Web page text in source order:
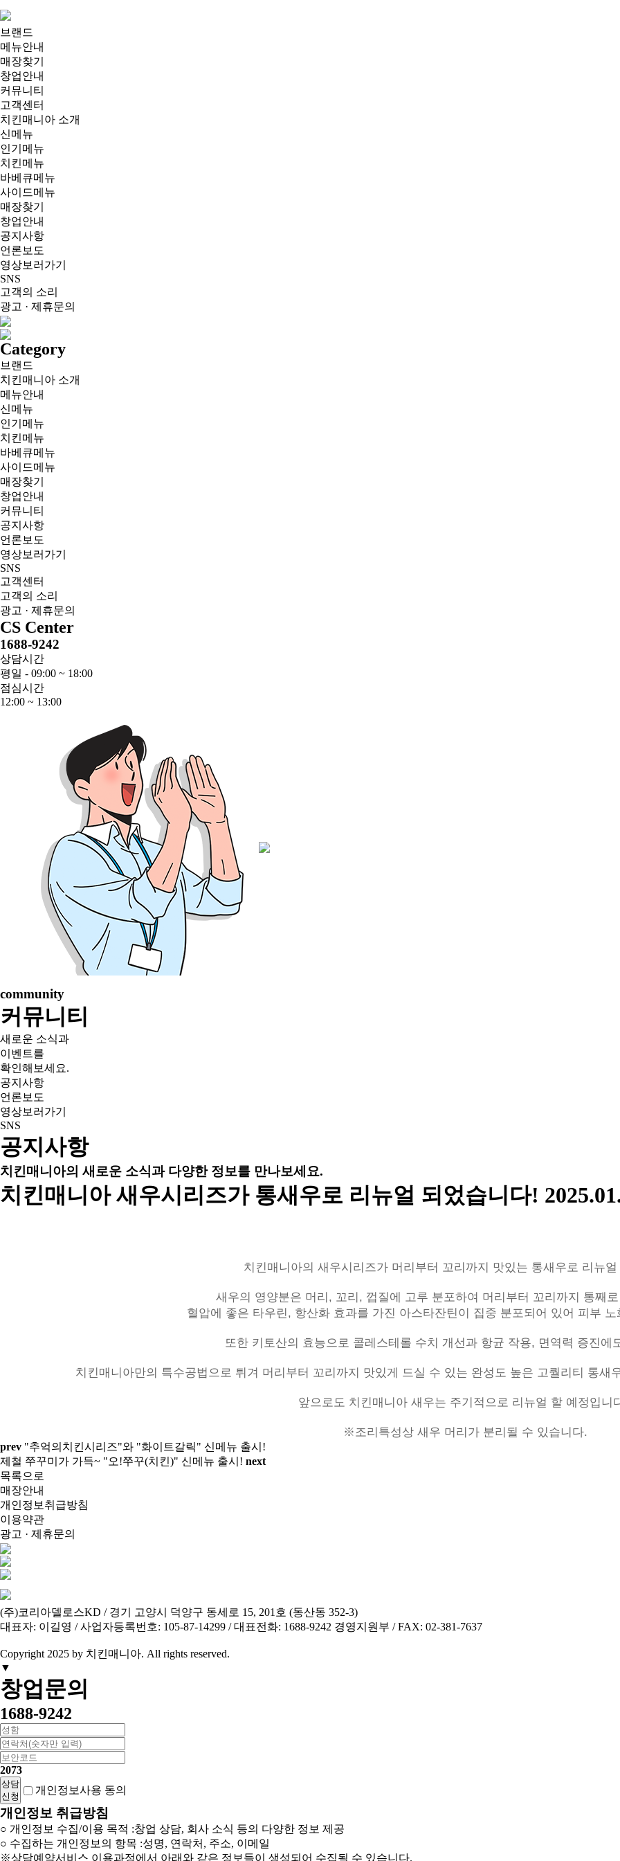
브랜드
메뉴안내
매장찾기
창업안내
커뮤니티
고객센터
치킨매니아 소개
신메뉴
인기메뉴
치킨메뉴
바베큐메뉴
사이드메뉴
매장찾기
창업안내
공지사항
언론보도
영상보러가기
SNS
고객의 소리
광고 · 제휴문의
Category
브랜드
치킨매니아 소개
메뉴안내
신메뉴
인기메뉴
치킨메뉴
바베큐메뉴
사이드메뉴
매장찾기
창업안내
커뮤니티
공지사항
언론보도
영상보러가기
SNS
고객센터
고객의 소리
광고 · 제휴문의
CS Center
1688-9242
상담시간
평일 - 09:00 ~ 18:00
점심시간
12:00 ~ 13:00
community
커뮤니티
새로운 소식과
이벤트를
확인해보세요.
공지사항
언론보도
영상보러가기
SNS
공지사항
치킨매니아의 새로운 소식과 다양한 정보를 만나보세요.
치킨매니아 새우시리즈가 통새우로 리뉴얼 되었습니다!
치킨매니아의 새우시리즈가 머리부터 꼬리까지 맛있는 통새우로 리뉴
새우의 영양분은 머리, 꼬리, 껍질에 고루 분포하여 머리부터 꼬리까지 통째
혈압에 좋은 타우린, 항산화 효과를 가진 아스타잔틴이 집중 분포되어 있어 피부
또한 키토산의 효능으로 콜레스테롤 수치 개선과 항균 작용, 면역력 증진에
치킨매니아만의 특수공법으로 튀겨 머리부터 꼬리까지 맛있게 드실 수 있는 완성도 높은 고퀄리티 통
앞으로도 치킨매니아 새우는 주기적으로 리뉴얼 할 예정입니
※조리특성상 새우 머리가 분리될 수 있습니다.
prev "추억의치킨시리즈"와 "화이트갈릭" 신메뉴 출시!
제철 쭈꾸미가 가득~ "오!쭈꾸(치킨)" 신메뉴 출시! next
목록으로
매장안내
개인정보취급방침
이용약관
광고 · 제휴문의
(주)코리아델로스KD / 경기 고양시 덕양구 동세로 15, 201호 (동산동 352-3)
대표자: 이길영 / 사업자등록번호: 105-87-14299 / 대표전화: 1688-9242 경영지원부 / FAX: 02-381-7637
Copyright 2025 by 치킨매니아. All rights reserved.
▼
창업문의
1688-9242
2073
상담
신청
개인정보사용 동의
개인정보 취급방침
○ 개인정보 수집/이용 목적 :창업 상담, 회사 소식 등의 다양한 정보 제공
○ 수집하는 개인정보의 항목 :성명, 연락처, 주소, 이메일
※상담예약서비스 이용과정에서 아래와 같은 정보들이 생성되어 수집될 수 있습니다.